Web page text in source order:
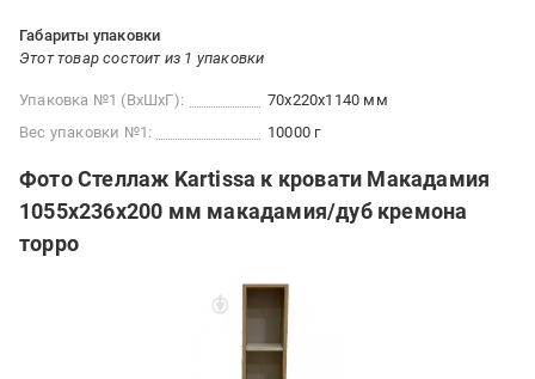
Габариты упаковки
Этот товар состоит из 1 упаковки
Упаковка №1 (ВхШхГ):
70x220x1140 мм
Вес упаковки №1:
10000 г
Фото Стеллаж Kartissa к кровати Макадамия
1055х236х200 мм макадамия/дуб кремона
торро